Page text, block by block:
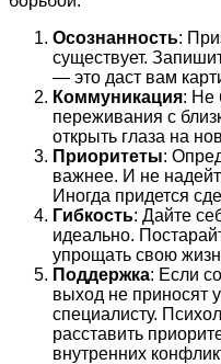
Осознанность:
существует.
— это даст вам
Коммуникация: Не
переживания с
открыть глаза на
Приоритеты:
важнее. И не
Иногда придется
Гибкость: Дайте
идеально.
упрощать свою
Поддержка: Если
выход не приносят
специалисту.
расставить
внутренних